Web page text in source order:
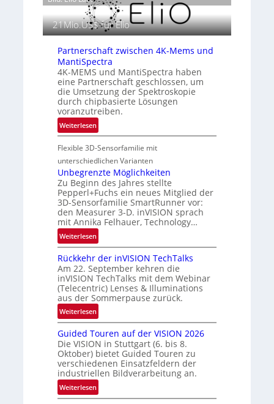
2
6
m
o
g
a
f
i
e
n
L
u
f
t
-
u
n
d
R
a
u
m
f
a
h
r
t
t
e
c
h
n
i
k
ä
e
n
z
i
n
E
M
E
A
-
g
i
o
n
21Mio.US$ für Elio
Partnerschaft zwischen 4K-Mems und
MantiSpectra
4K-MEMS und MantiSpectra haben
eine Partnerschaft geschlossen, um
die Umsetzung der Spektroskopie
durch chipbasierte Lösungen
voranzutreiben.
Weiterlesen:
P
a
r
t
n
e
r
s
c
h
f
t
z
w
i
s
c
h
e
n
4
K
Flexible 3D-Sensorfamilie mit
unterschiedlichen Varianten
Unbegrenzte Möglichkeiten
Zu Beginn des Jahres stellte
Pepperl+Fuchs ein neues Mitglied der
3D-Sensorfamilie SmartRunner vor:
den Measurer 3-D. inVISION sprach
mit Annika Felhauer, Technology…
Weiterlesen:
U
n
b
e
g
r
e
z
t
e
M
ö
g
Rückkehr der inVISION TechTalks
Am 22. September kehren die
inVISION TechTalks mit dem Webinar
(Telecentric) Lenses & Illuminations
aus der Sommerpause zurück.
Weiterlesen:
R
ü
c
k
k
e
h
Guided Touren auf der VISION 2026
Die VISION in Stuttgart (6. bis 8.
Oktober) bietet Guided Touren zu
verschiedenen Einsatzfeldern der
industriellen Bildverarbeitung an.
Weiterlesen:
G